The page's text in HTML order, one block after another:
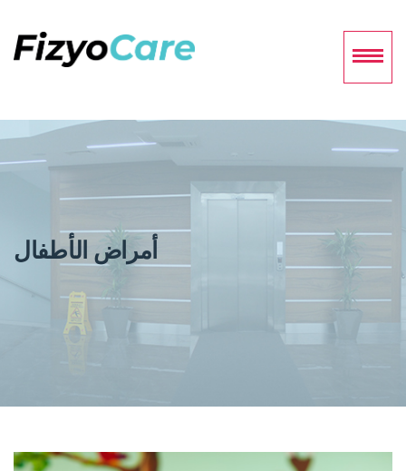
أمراض الأطفال